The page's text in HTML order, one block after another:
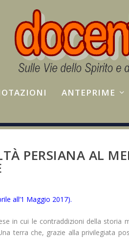
ANTEPRIME
PERSIANA AL
all’1 Maggio 2017).
in cui le contraddizioni della storia
terra che, grazie alla privilegiata